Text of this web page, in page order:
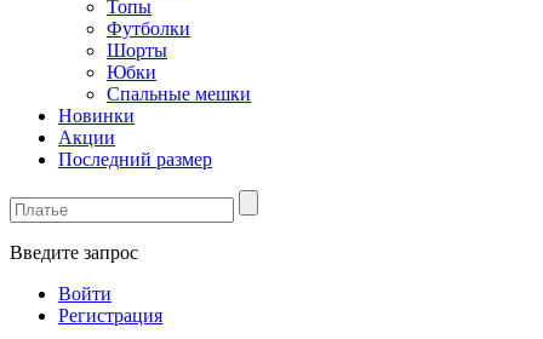
Топы
Футболки
Шорты
Юбки
Спальные мешки
Новинки
Акции
Последний размер
Введите запрос
Войти
Регистрация